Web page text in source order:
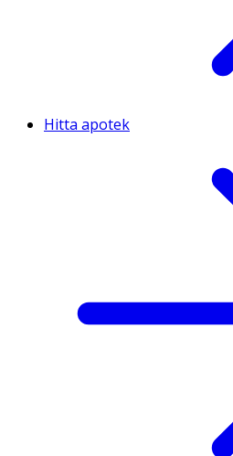
Hitta apotek